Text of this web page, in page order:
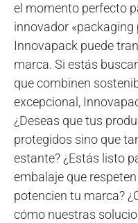
el momento perfecto
innovador «packaging
Innovapack puede
marca. Si estás
que combinen
excepcional,
¿Deseas que tus
protegidos sino que
estante? ¿Estás listo
embalaje que
potencien tu marca?
cómo nuestras